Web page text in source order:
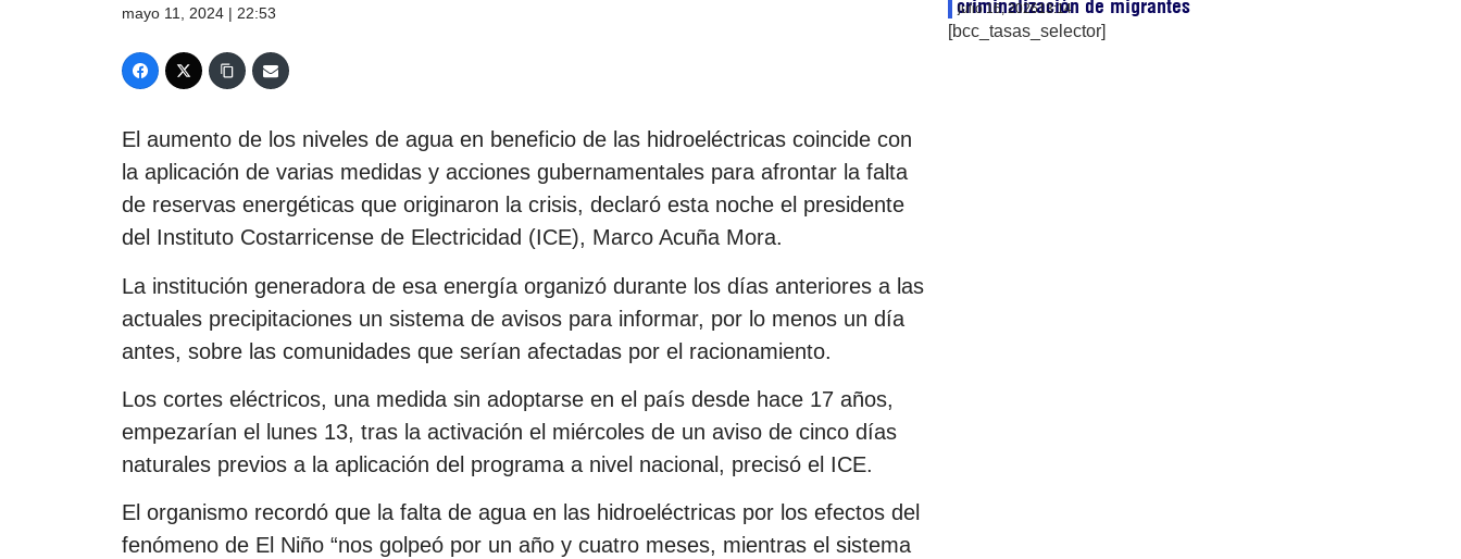
mayo 11, 2024 | 22:53
El aumento de los niveles de agua en beneficio de las hidroeléctricas coincide con
la aplicación de varias medidas y acciones gubernamentales para afrontar la falta
de reservas energéticas que originaron la crisis, declaró esta noche el presidente
del Instituto Costarricense de Electricidad (ICE), Marco Acuña Mora.
La institución generadora de esa energía organizó durante los días anteriores a las
actuales precipitaciones un sistema de avisos para informar, por lo menos un día
antes, sobre las comunidades que serían afectadas por el racionamiento.
Los cortes eléctricos, una medida sin adoptarse en el país desde hace 17 años,
empezarían el lunes 13, tras la activación el miércoles de un aviso de cinco días
naturales previos a la aplicación del programa a nivel nacional, precisó el ICE.
El organismo recordó que la falta de agua en las hidroeléctricas por los efectos del
fenómeno de El Niño “nos golpeó por un año y cuatro meses, mientras el sistema
criminalización de migrantes
julio 16, 202613:14
[bcc_tasas_selector]